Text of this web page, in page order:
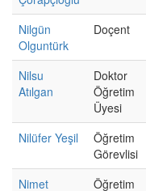
Nilgün
Olguntürk
Doçent
Nilsu
Atılgan
Doktor
Öğretim
Üyesi
Nilüfer Yeşil
Öğretim
Görevlisi
Nimet
Öğretim